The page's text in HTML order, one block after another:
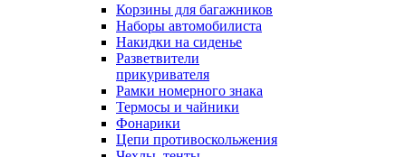
Корзины для багажников
Наборы автомобилиста
Накидки на сиденье
Разветвители
прикуривателя
Рамки номерного знака
Термосы и чайники
Фонарики
Цепи противоскольжения